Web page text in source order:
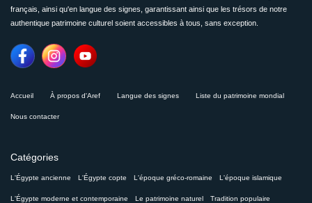
français, ainsi qu'en langue des signes, garantissant ainsi que les trésors de notre
authentique patrimoine culturel soient accessibles à tous, sans exception.
Accueil À propos d'Aref Langue des signes Liste du patrimoine mondial
Nous contacter
Catégories
L'Égypte ancienne L'Égypte copte L'époque gréco-romaine L'époque islamique
L'Égypte moderne et contemporaine Le patrimoine naturel Tradition populaire